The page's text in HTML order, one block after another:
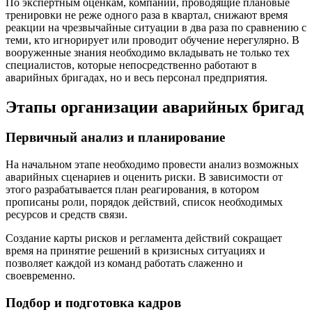
тренировки не реже одного раза в квартал, снижают время
реакции на чрезвычайные ситуации в два раза по сравнению с
теми, кто игнорирует или проводит обучение нерегулярно. В
вооруженные знания необходимо вкладывать не только тех
специалистов, которые непосредственно работают в
аварийных бригадах, но и весь персонал предприятия.
Этапы организации аварийных бригад
Первичный анализ и планирование
На начальном этапе необходимо провести анализ возможных
аварийных сценариев и оценить риски. В зависимости от
этого разрабатывается план реагирования, в котором
прописаны роли, порядок действий, список необходимых
ресурсов и средств связи.
Создание карты рисков и регламента действий сокращает
время на принятие решений в кризисных ситуациях и
позволяет каждой из команд работать слаженно и
своевременно.
Подбор и подготовка кадров